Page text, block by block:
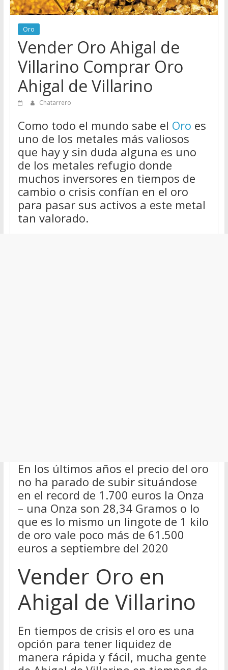
de
Chatarreros
para
vender
Chatarra
Oro
Vender Oro Ahigal de
Villarino Comprar Oro
Ahigal de Villarino
Chatarrero
Como todo el mundo sabe el Oro es
uno de los metales más valiosos
que hay y sin duda alguna es uno
de los metales refugio donde
muchos inversores en tiempos de
cambio o crisis confían en el oro
para pasar sus activos a este metal
tan valorado.
En los últimos años el precio del oro
no ha parado de subir situándose
en el record de 1.700 euros la Onza
– una Onza son 28,34 Gramos o lo
que es lo mismo un lingote de 1 kilo
de oro vale poco más de 61.500
euros a septiembre del 2020
Vender Oro en
Ahigal de Villarino
En tiempos de crisis el oro es una
opción para tener liquidez de
manera rápida y fácil, mucha gente